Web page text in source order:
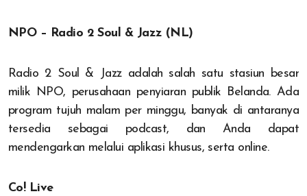
NPO – Radio 2 Soul & Jazz (NL)
Radio 2 Soul & Jazz adalah salah satu stasiun besar
milik NPO, perusahaan penyiaran publik Belanda. Ada
program tujuh malam per minggu, banyak di antaranya
tersedia sebagai podcast, dan Anda dapat
mendengarkan melalui aplikasi khusus, serta online.
Co! Live